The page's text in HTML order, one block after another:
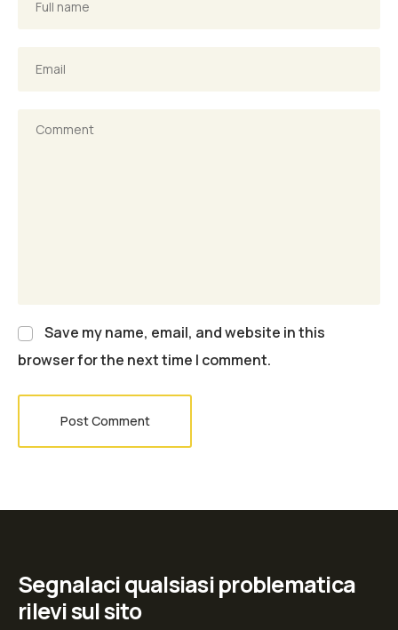
Save my name, email, and website in this
browser for the next time I comment.
Post Comment
Segnalaci qualsiasi problematica
rilevi sul sito